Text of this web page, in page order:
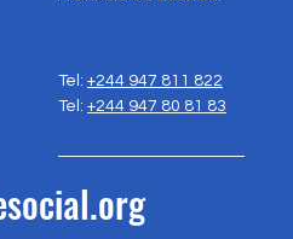
Tel: +244 947 811 822
Tel: +244 947 80 81 83